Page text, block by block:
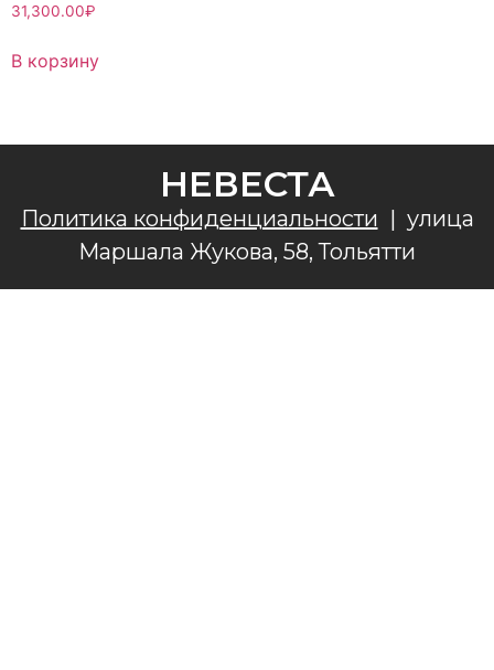
31,300.00₽
В корзину
НЕВЕСТА
Политика конфиденциальности | улица
Маршала Жукова, 58, Тольятти